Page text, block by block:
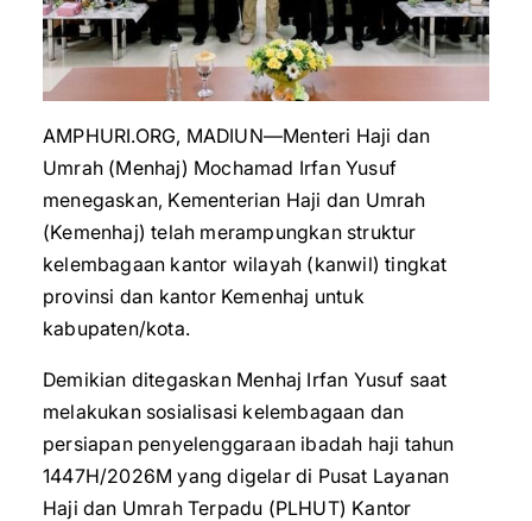
AMPHURI.ORG, MADIUN—Menteri Haji dan
Umrah (Menhaj) Mochamad Irfan Yusuf
menegaskan, Kementerian Haji dan Umrah
(Kemenhaj) telah merampungkan struktur
kelembagaan kantor wilayah (kanwil) tingkat
provinsi dan kantor Kemenhaj untuk
kabupaten/kota.
Demikian ditegaskan Menhaj Irfan Yusuf saat
melakukan sosialisasi kelembagaan dan
persiapan penyelenggaraan ibadah haji tahun
1447H/2026M yang digelar di Pusat Layanan
Haji dan Umrah Terpadu (PLHUT) Kantor